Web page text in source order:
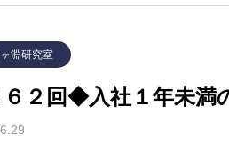
容
社
淵研究室
６２回◆入社１年未満